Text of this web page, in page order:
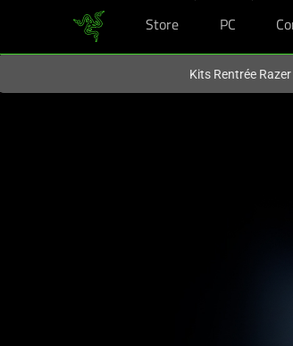
Store PC
Kits Rentrée